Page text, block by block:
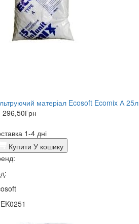
матеріал Ecosoft Ecomix А 25л
296,50Грн
1-4 дні
Купити У кошику